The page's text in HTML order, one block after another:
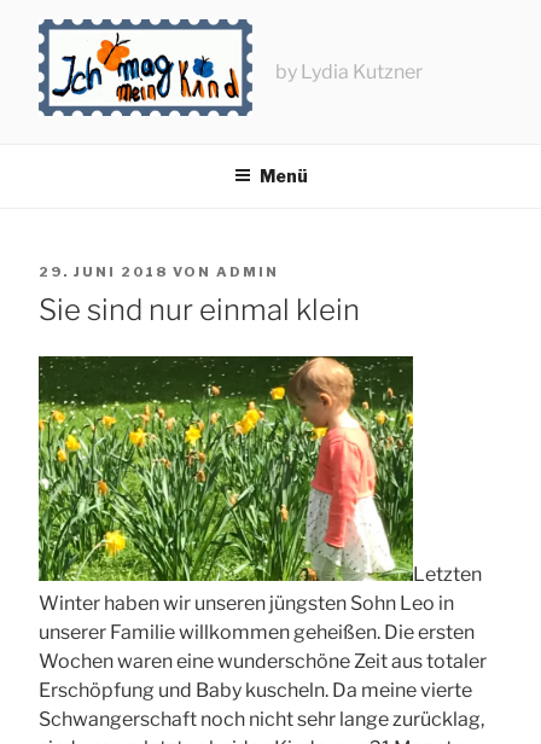
Inhalt
springen
by Lydia Kutzner
Menü
VERÖFFENTLICHT
AM
29. JUNI 2018 VON ADMIN
Sie sind nur einmal klein
Letzten
Winter haben wir unseren jüngsten Sohn Leo in
unserer Familie willkommen geheißen. Die ersten
Wochen waren eine wunderschöne Zeit aus totaler
Erschöpfung und Baby kuscheln. Da meine vierte
Schwangerschaft noch nicht sehr lange zurücklag,